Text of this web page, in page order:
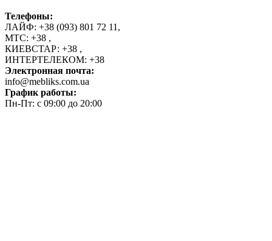
Телефоны:
ЛАЙФ: +38 (093) 801 72 11 ,
МТС: +38 ,
КИЕВСТАР: +38 ,
ИНТЕРТЕЛЕКОМ: +38
Электронная почта:
info@mebliks.com.ua
График работы:
Пн-Пт: с 09:00 до 20:00